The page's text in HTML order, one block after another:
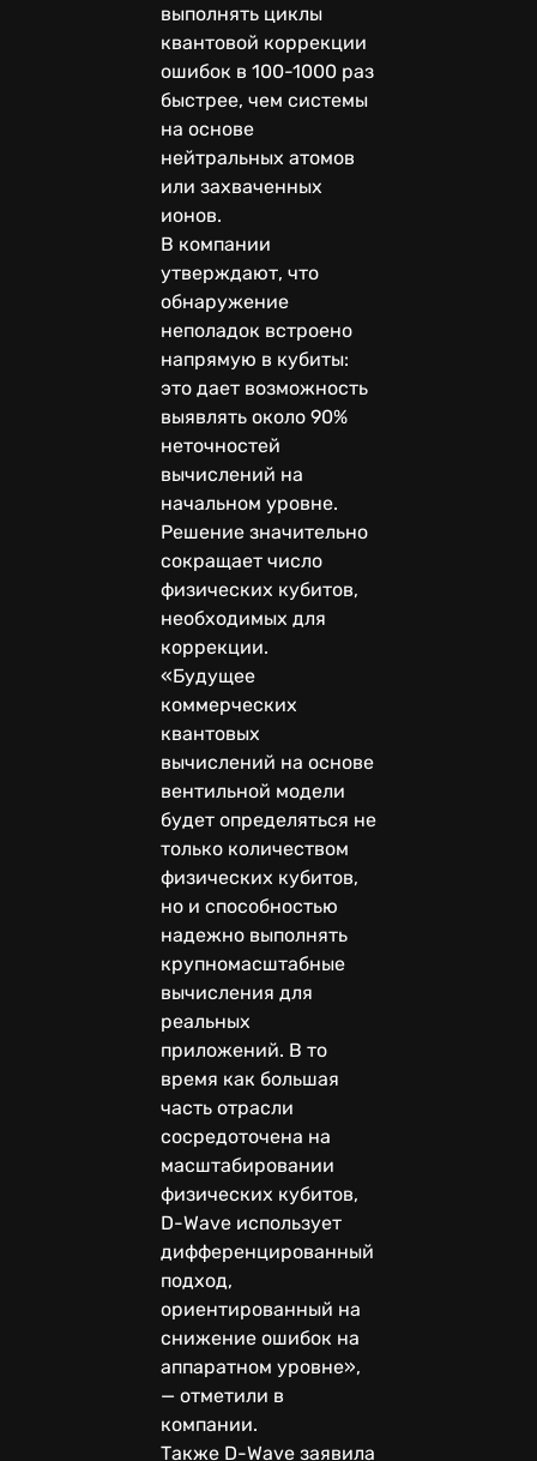
выполнять циклы
квантовой коррекции
ошибок в 100-1000 раз
быстрее, чем системы
на основе
нейтральных атомов
или захваченных
ионов.
В компании
утверждают, что
обнаружение
неполадок встроено
напрямую в кубиты:
это дает возможность
выявлять около 90%
неточностей
вычислений на
начальном уровне.
Решение значительно
сокращает число
физических кубитов,
необходимых для
коррекции.
«Будущее
коммерческих
квантовых
вычислений на основе
вентильной модели
будет определяться не
только количеством
физических кубитов,
но и способностью
надежно выполнять
крупномасштабные
вычисления для
реальных
приложений. В то
время как большая
часть отрасли
сосредоточена на
масштабировании
физических кубитов,
D-Wave использует
дифференцированный
подход,
ориентированный на
снижение ошибок на
аппаратном уровне»,
— отметили в
компании.
Также D-Wave заявила